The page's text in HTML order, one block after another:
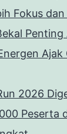
Fokus
Ajak
2026
Peserta